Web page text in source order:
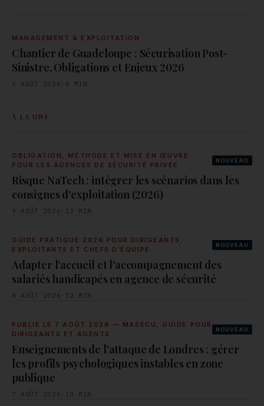
MANAGEMENT & EXPLOITATION
Chantier de Guadeloupe : Sécurisation Post-
Sinistre, Obligations et Enjeux 2026
6 AOÛT 2026 · 6 MIN
À LA UNE
OBLIGATION, MÉTHODE ET MISE EN ŒUVRE
POUR LES AGENCES DE SÉCURITÉ PRIVÉE
NOUVEAU
Risque NaTech : intégrer les scénarios dans les
consignes d'exploitation (2026)
9 AOÛT 2026 · 12 MIN
GUIDE PRATIQUE 2026 POUR DIRIGEANTS,
EXPLOITANTS ET CHEFS D'ÉQUIPE
NOUVEAU
Adapter l'accueil et l'accompagnement des
salariés handicapés en agence de sécurité
8 AOÛT 2026 · 12 MIN
PUBLIÉ LE 7 AOÛT 2026 — MASECU, GUIDE POUR
DIRIGEANTS ET AGENTS
NOUVEAU
Enseignements de l'attaque de Londres : gérer
les profils psychologiques instables en zone
publique
7 AOÛT 2026 · 10 MIN